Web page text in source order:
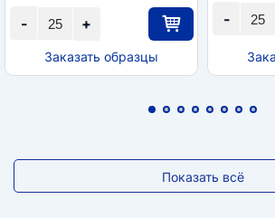
+
-
Заказать образцы
-
Показать всё